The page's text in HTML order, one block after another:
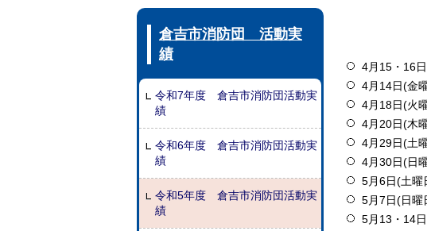
倉吉市消防団 活動実
績
令和7年度 倉吉市消防団活動実
績
令和6年度 倉吉市消防団活動実
績
令和5年度 倉吉市消防団活動実
績
4月15・16
4月14日(金
4月18日(火
4月20日(木
4月29日(土
4月30日(日
5月6日(土
5月7日(日
5月13・14